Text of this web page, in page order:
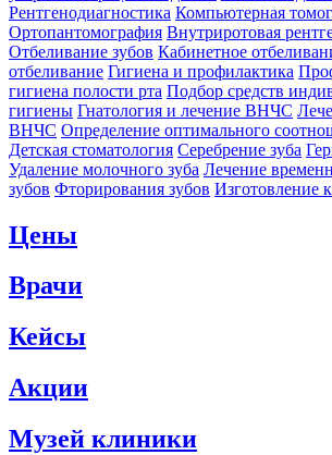
Рентгенодиагностика Компьютерная
Ортопантомография Внутриротовая
Отбеливание зубов Кабинетное
отбеливание Гигиена и профилактика
гигиена полости рта Подбор средств
гигиены Гнатология и лечение ВНЧС
ВНЧС Определение оптимального
Детская стоматология Серебрение зуба
Удаление молочного зуба Лечение
зубов Фторирования зубов Изготовление
Цены
Врачи
Кейсы
Акции
Музей клиники